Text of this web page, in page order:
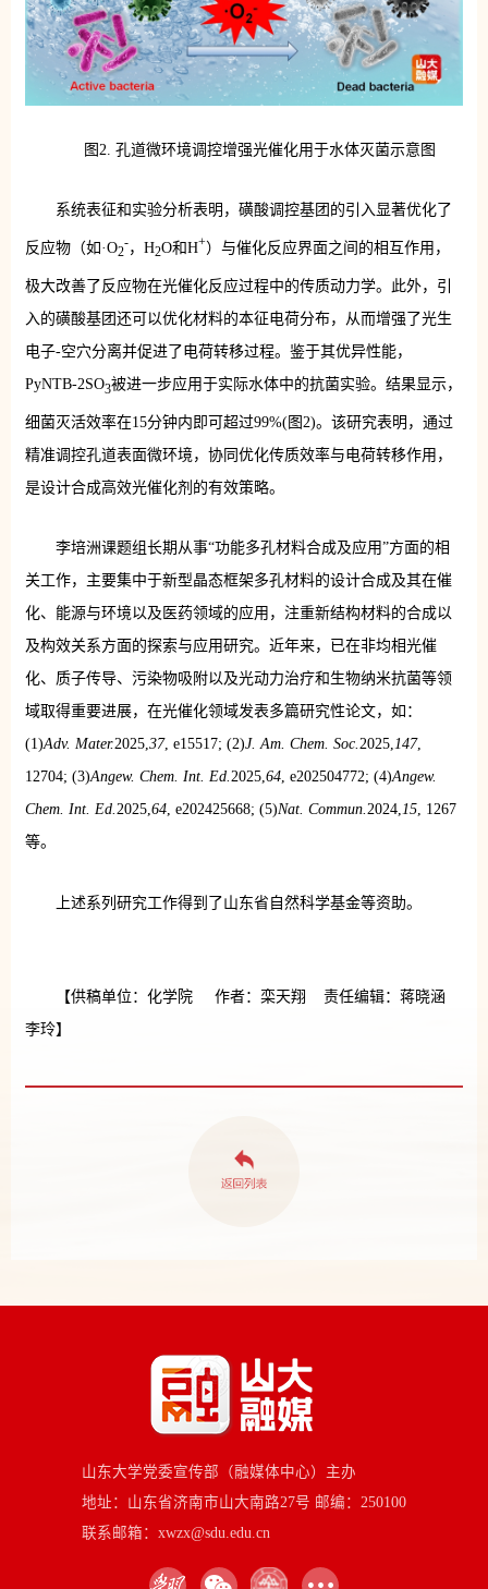
图2. 孔道微环境调控增强光催化用于水体灭菌示意图
系统表征和实验分析表明，磺酸调控基团的引入显著优化了
反应物（如·O2
-，H2O和H+）与催化反应界面之间的相互作用，
极大改善了反应物在光催化反应过程中的传质动力学。此外，引
入的磺酸基团还可以优化材料的本征电荷分布，从而增强了光生
电子-空穴分离并促进了电荷转移过程。鉴于其优异性能，
PyNTB-2SO3被进一步应用于实际水体中的抗菌实验。结果显示，
细菌灭活效率在15分钟内即可超过99%(图2)。该研究表明，通过
精准调控孔道表面微环境，协同优化传质效率与电荷转移作用，
是设计合成高效光催化剂的有效策略。
李培洲课题组长期从事“功能多孔材料合成及应用”方面的相
关工作，主要集中于新型晶态框架多孔材料的设计合成及其在催
化、能源与环境以及医药领域的应用，注重新结构材料的合成以
及构效关系方面的探索与应用研究。近年来，已在非均相光催
化、质子传导、污染物吸附以及光动力治疗和生物纳米抗菌等领
域取得重要进展，在光催化领域发表多篇研究性论文，如：
(1)Adv. Mater.2025,37, e15517; (2)J. Am. Chem. Soc.2025,147,
12704; (3)Angew. Chem. Int. Ed.2025,64, e202504772; (4)Angew.
Chem. Int. Ed.2025,64, e202425668; (5)Nat. Commun.2024,15, 1267
等。
上述系列研究工作得到了山东省自然科学基金等资助。
【供稿单位：化学院 作者：栾天翔 责任编辑：蒋晓涵
李玲】
山东大学党委宣传部（融媒体中心）主办
地址：山东省济南市山大南路27号 邮编：250100
联系邮箱：xwzx@sdu.edu.cn